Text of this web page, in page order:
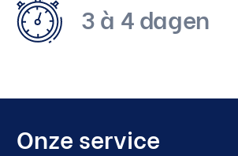
3 à 4 dagen
Onze service